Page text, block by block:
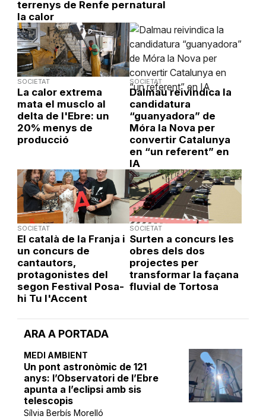
ARA A PORTADA
MEDI AMBIENT
Un pont astronòmic de 121
anys: l’Observatori de l’Ebre
apunta a l’eclipsi amb sis
telescopis
Sílvia Berbís Morelló
terrenys de Renfe per
la calor
natural
SOCIETAT
La calor extrema
mata el musclo al
delta de l'Ebre: un
20% menys de
producció
SOCIETAT
Dalmau reivindica la
candidatura
“guanyadora” de
Móra la Nova per
convertir Catalunya
en “un referent” en
IA
SOCIETAT
El català de la Franja i
un concurs de
cantautors,
protagonistes del
segon Festival Posa-
hi Tu l'Accent
SOCIETAT
Surten a concurs les
obres dels dos
projectes per
transformar la façana
fluvial de Tortosa